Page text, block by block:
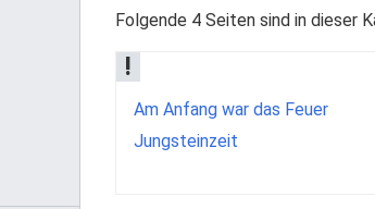
Folgende 4 Seiten sind in dieser
!
Am Anfang war das Feuer
Jungsteinzeit